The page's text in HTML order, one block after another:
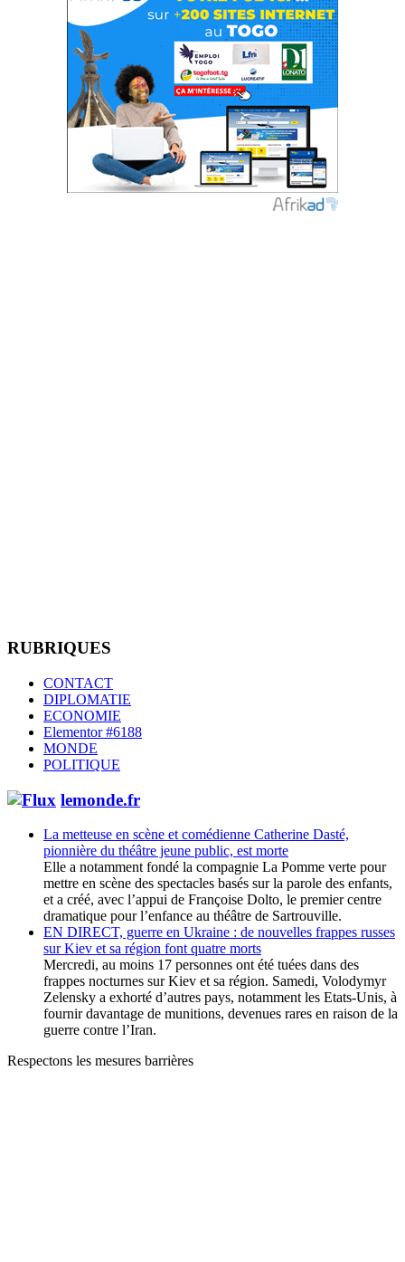
RUBRIQUES
CONTACT
DIPLOMATIE
ECONOMIE
Elementor #6188
MONDE
POLITIQUE
lemonde.fr
La metteuse en scène et comédienne Catherine Dasté,
pionnière du théâtre jeune public, est morte
Elle a notamment fondé la compagnie La Pomme verte pour
mettre en scène des spectacles basés sur la parole des enfants,
et a créé, avec l’appui de Françoise Dolto, le premier centre
dramatique pour l’enfance au théâtre de Sartrouville.
EN DIRECT, guerre en Ukraine : de nouvelles frappes russes
sur Kiev et sa région font quatre morts
Mercredi, au moins 17 personnes ont été tuées dans des
frappes nocturnes sur Kiev et sa région. Samedi, Volodymyr
Zelensky a exhorté d’autres pays, notamment les Etats-Unis, à
fournir davantage de munitions, devenues rares en raison de la
guerre contre l’Iran.
Respectons les mesures barrières